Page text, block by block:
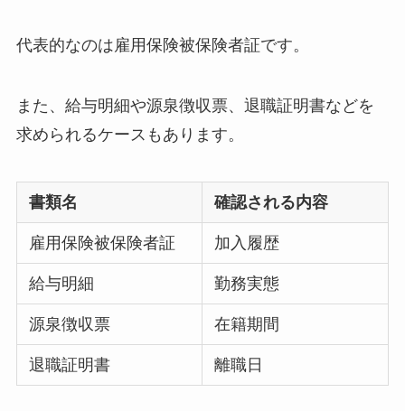
代表的なのは雇用保険被保険者証です。
また、給与明細や源泉徴収票、退職証明書などを
求められるケースもあります。
書類名 確認される内容
雇用保険被保険者証 加入履歴
給与明細 勤務実態
源泉徴収票 在籍期間
退職証明書 離職日